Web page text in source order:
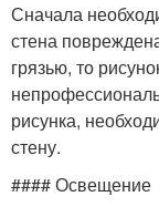
Сначала
стена
грязью, то
рисунка,
стену.
#### Освещение